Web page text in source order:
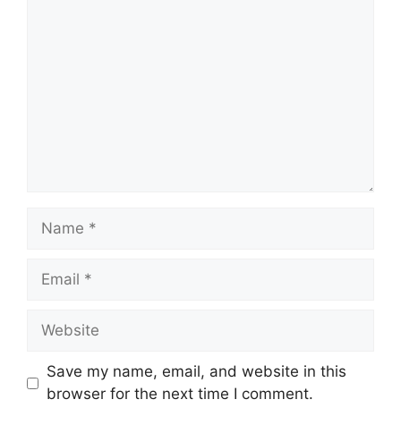
Save my name, email, and website in this
browser for the next time I comment.